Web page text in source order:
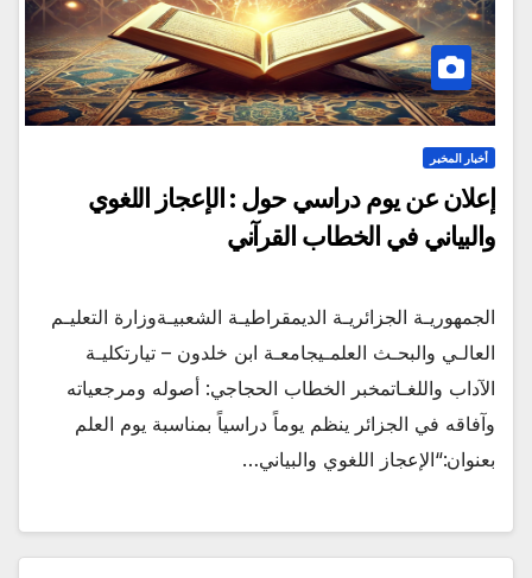
أخبار المخبر
إعلان عن يوم دراسي حول : الإعجاز اللغوي
والبياني في الخطاب القرآني
الجمهوريـة الجزائريـة الديمقراطيـة الشعبيـةوزارة التعليـم
العالـي والبحـث العلمـيجامعـة ابن خلدون – تيارتكليـة
الآداب واللغـاتمخبر الخطاب الحجاجي: أصوله ومرجعياته
وآفاقه في الجزائر ينظم يوماً دراسياً بمناسبة يوم العلم
بعنوان:“الإعجاز اللغوي والبياني…